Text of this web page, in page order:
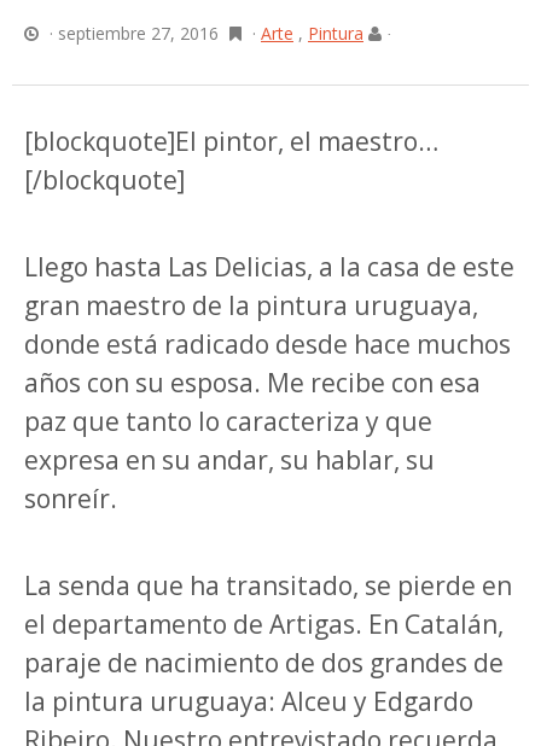
· septiembre 27, 2016 · Arte , Pintura ·
[blockquote]El pintor, el maestro…
[/blockquote]
Llego hasta Las Delicias, a la casa de este
gran maestro de la pintura uruguaya,
donde está radicado desde hace muchos
años con su esposa. Me recibe con esa
paz que tanto lo caracteriza y que
expresa en su andar, su hablar, su
sonreír.
La senda que ha transitado, se pierde en
el departamento de Artigas. En Catalán,
paraje de nacimiento de dos grandes de
la pintura uruguaya: Alceu y Edgardo